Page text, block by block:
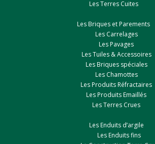
Les Terres Cuites
Les Briques et Parements
Les Carrelages
Les Pavages
Les Tuiles & Accessoires
Les Briques spéciales
Les Chamottes
Les Produits Réfractaires
Les Produits Emaillés
Les Terres Crues
Les Enduits d’argile
Les Enduits fins